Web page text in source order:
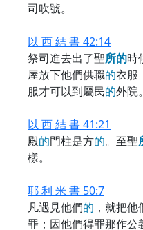
司吹號。
以 西 結 書 42:14
祭司進去出了聖所的時
屋放下他們供職的衣服
服才可以到屬民的外院
以 西 結 書 41:21
殿的門柱是方的。至聖
樣。
耶 利 米 書 50:7
凡遇見他們的 ，就把
罪；因他們得罪那作公